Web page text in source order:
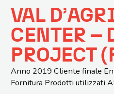
VAL
CENTER –
PROJECT
Anno 2019 Cliente finale
Fornitura Prodotti utilizzati